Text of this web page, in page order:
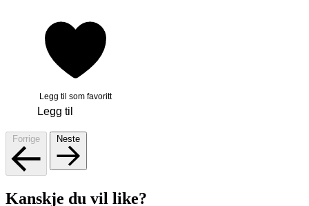
Legg til som favoritt
Legg til
Forrige Neste
Kanskje du vil like?